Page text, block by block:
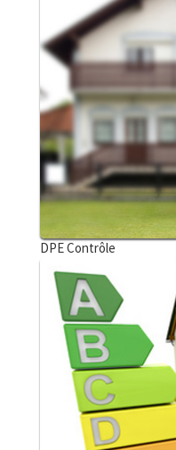
DPE Contrôle